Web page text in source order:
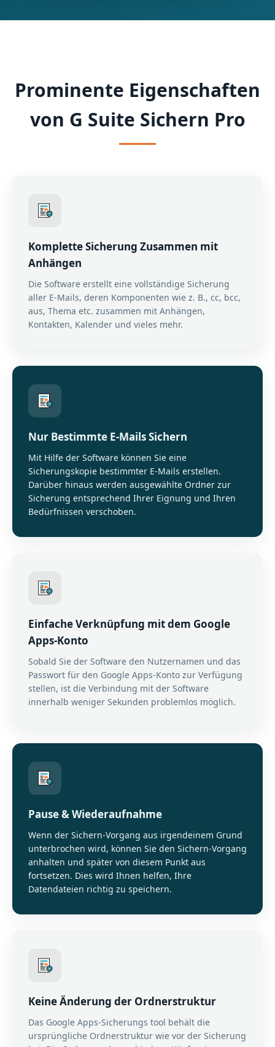
Prominente Eigenschaften
von G Suite Sichern Pro
Komplette Sicherung Zusammen mit
Anhängen
Die Software erstellt eine vollständige Sicherung
aller E-Mails, deren Komponenten wie z. B., cc, bcc,
aus, Thema etc. zusammen mit Anhängen,
Kontakten, Kalender und vieles mehr.
Nur Bestimmte E-Mails Sichern
Mit Hilfe der Software können Sie eine
Sicherungskopie bestimmter E-Mails erstellen.
Darüber hinaus werden ausgewählte Ordner zur
Sicherung entsprechend Ihrer Eignung und Ihren
Bedürfnissen verschoben.
Einfache Verknüpfung mit dem Google
Apps-Konto
Sobald Sie der Software den Nutzernamen und das
Passwort für den Google Apps-Konto zur Verfügung
stellen, ist die Verbindung mit der Software
innerhalb weniger Sekunden problemlos möglich.
Pause & Wiederaufnahme
Wenn der Sichern-Vorgang aus irgendeinem Grund
unterbrochen wird, können Sie den Sichern-Vorgang
anhalten und später von diesem Punkt aus
fortsetzen. Dies wird Ihnen helfen, Ihre
Datendateien richtig zu speichern.
Keine Änderung der Ordnerstruktur
Das Google Apps-Sicherungs tool behält die
ursprüngliche Ordnerstruktur wie vor der Sicherung